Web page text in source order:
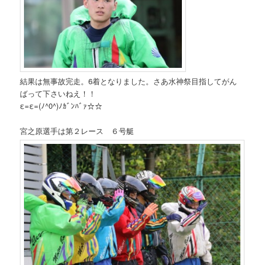
結果は無事故完走。6着となりました。さあ水神祭目指してがん
ばって下さいねえ！！
ε=ε=(ﾉ^0^)ﾉｶﾞﾝﾊﾞｧ☆☆
宮之原選手は第２レース ６号艇